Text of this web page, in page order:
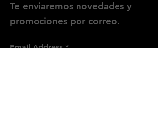
Te enviaremos novedades y
promociones por correo.
Email Address